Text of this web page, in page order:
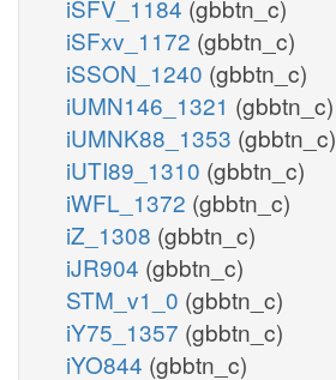
iSFV_1184 (gbbtn_c)
iSFxv_1172 (gbbtn_c)
iSSON_1240 (gbbtn_c)
iUMN146_1321 (gbbtn_c)
iUMNK88_1353 (gbbtn_c)
iUTI89_1310 (gbbtn_c)
iWFL_1372 (gbbtn_c)
iZ_1308 (gbbtn_c)
iJR904 (gbbtn_c)
STM_v1_0 (gbbtn_c)
iY75_1357 (gbbtn_c)
iYO844 (gbbtn_c)